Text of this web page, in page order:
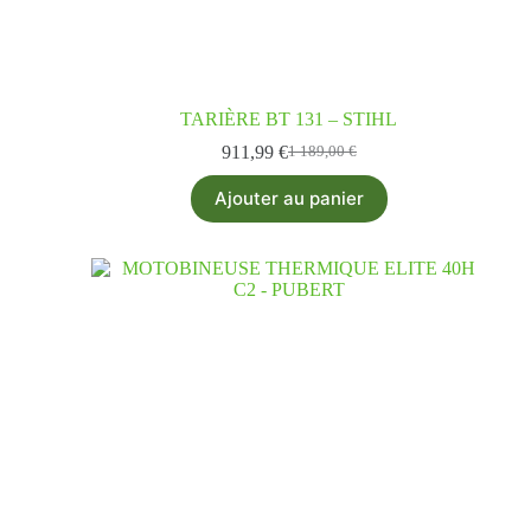
TARIÈRE BT 131 – STIHL
1 189,00€
911,99 €
Ajouter au panier